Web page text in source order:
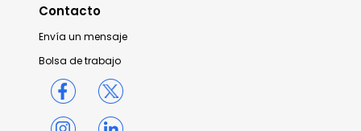
Contacto
Envía un mensaje
Bolsa de trabajo